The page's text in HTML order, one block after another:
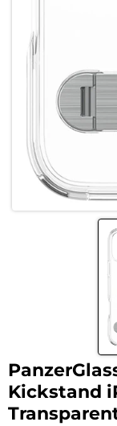
Kickstand